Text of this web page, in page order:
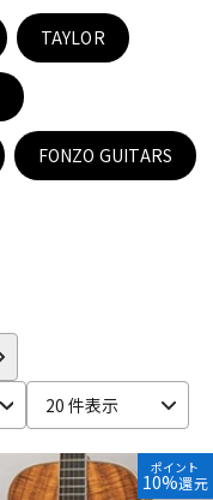
パーカッション
エフェクター
TAYLOR
FONZO GUITARS
20 件表示
ポイント
10%還元